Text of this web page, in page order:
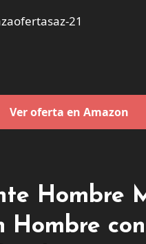
21
Ver oferta en Amazon
Hombre
Hombre